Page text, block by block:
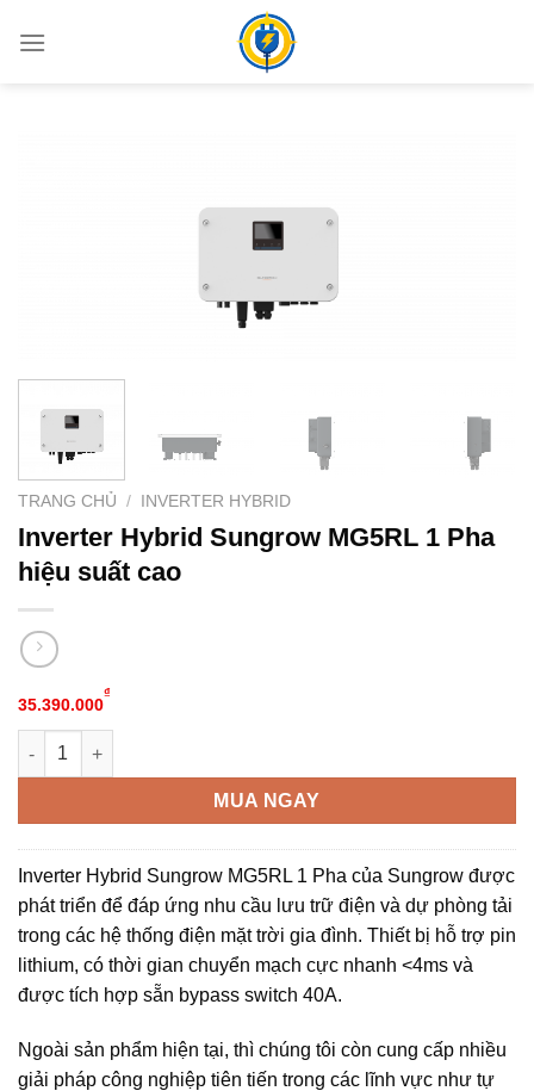
qua
TRANG CHỦ / INVERTER HYBRID
Inverter Hybrid Sungrow MG5RL 1 Pha
hiệu suất cao
35.390.000
₫
Inverter Hybrid Sungrow MG5RL 1 Pha hiệu suất cao số lượng
MUA NGAY
Alternative:
Inverter Hybrid Sungrow MG5RL 1 Pha của Sungrow được
phát triển để đáp ứng nhu cầu lưu trữ điện và dự phòng tải
trong các hệ thống điện mặt trời gia đình. Thiết bị hỗ trợ pin
lithium, có thời gian chuyển mạch cực nhanh <4ms và
được tích hợp sẵn bypass switch 40A.
Ngoài sản phẩm hiện tại, thì chúng tôi còn cung cấp nhiều
giải pháp công nghiệp tiên tiến trong các lĩnh vực như tự